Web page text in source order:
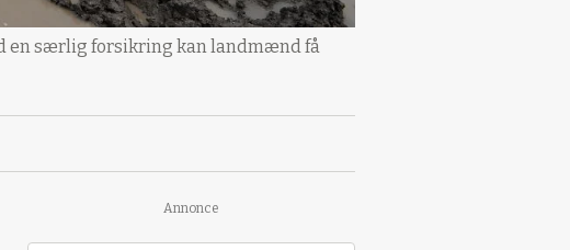
en særlig forsikring kan landmænd få
Annonce